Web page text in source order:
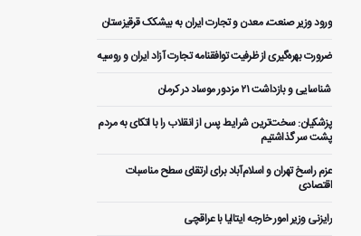
ورود وزیر صنعت، معدن و تجارت ایران به بیشکک قرقیزستان
ضرورت بهره‌گیری از ظرفیت توافقنامه تجارت آزاد ایران و روسیه
️ شناسایی و بازداشت ۲۱ مزدور موساد در کرمان
پزشکیان: سخت‌ترین شرایط پس از انقلاب را با اتکای به مردم
پشت سر گذاشتیم
عزم راسخ تهران و اسلام‌آباد برای ارتقای سطح مناسبات
اقتصادی
رایزنی وزیر امور خارجه ایتالیا با عراقچی